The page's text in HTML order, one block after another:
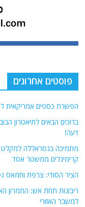
פוסטים אחרונים
הפשרת כספים אמריקאית
ברוכים הבאים לתיאטרון
דעה!
מתמיכה בנסראללה למקלט
קרימינלים ממשטר אסד
הציר הסודי: צרפת וחמאס
ריבונות תחת אש: התמרון
למשבר האזורי